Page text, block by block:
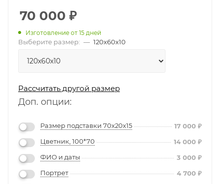
70 000 ₽
Изготовление от 15 дней
Выберите размер: — 120х60х10
Рассчитать другой размер
Доп. опции:
Размер подставки 70х20х15 17 000 ₽
Цветник, 100*70
14 000 ₽
ФИО и даты
3 000 ₽
Портрет
4 700 ₽